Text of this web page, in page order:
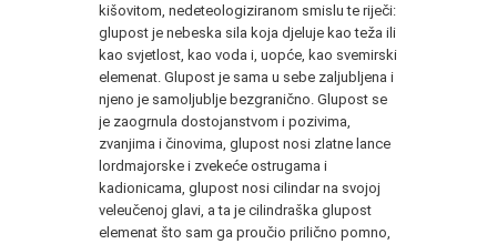
kišovitom, nedeteologiziranom smislu te riječi:
glupost je nebeska sila koja djeluje kao teža ili
kao svjetlost, kao voda i, uopće, kao svemirski
elemenat. Glupost je sama u sebe zaljubljena i
njeno je samoljublje bezgranično. Glupost se
je zaogrnula dostojanstvom i pozivima,
zvanjima i činovima, glupost nosi zlatne lance
lordmajorske i zvekeće ostrugama i
kadionicama, glupost nosi cilindar na svojoj
veleučenoj glavi, a ta je cilindraška glupost
elemenat što sam ga proučio prilično pomno,